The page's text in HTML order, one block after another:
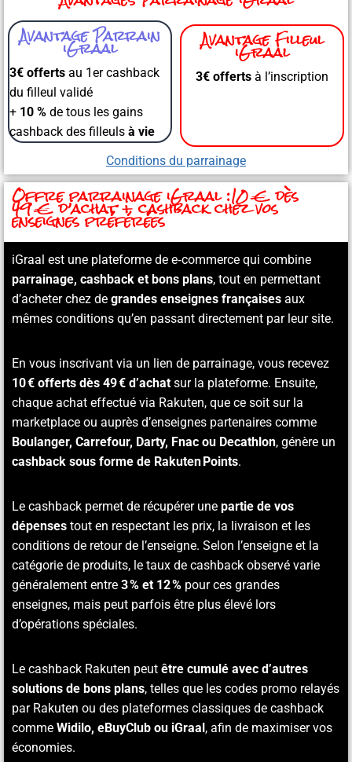
Avantage Parrain
iGraal
3€ offerts au 1er cashback
du filleul validé
+ 10 % de tous les gains
cashback des filleuls à vie
Avantage Filleul
iGraal
3€ offerts à l’inscription
Conditions du parrainage
Offre parrainage iGraal :10 € dès
49 € d’achat + cashback chez vos
enseignes préférées
iGraal est une plateforme de e‑commerce qui combine
parrainage, cashback et bons plans, tout en permettant
d’acheter chez de grandes enseignes françaises aux
mêmes conditions qu’en passant directement par leur site.
En vous inscrivant via un lien de parrainage, vous recevez
10 € offerts dès 49 € d’achat sur la plateforme. Ensuite,
chaque achat effectué via Rakuten, que ce soit sur la
marketplace ou auprès d’enseignes partenaires comme
Boulanger, Carrefour, Darty, Fnac ou Decathlon, génère un
cashback sous forme de Rakuten Points.
Le cashback permet de récupérer une partie de vos
dépenses tout en respectant les prix, la livraison et les
conditions de retour de l’enseigne. Selon l’enseigne et la
catégorie de produits, le taux de cashback observé varie
généralement entre 3 % et 12 % pour ces grandes
enseignes, mais peut parfois être plus élevé lors
d’opérations spéciales.
Le cashback Rakuten peut être cumulé avec d’autres
solutions de bons plans, telles que les codes promo relayés
par Rakuten ou des plateformes classiques de cashback
comme Widilo, eBuyClub ou iGraal, afin de maximiser vos
économies.